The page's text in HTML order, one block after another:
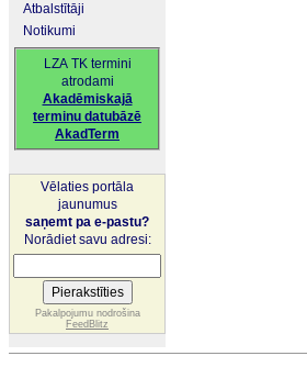
Atbalstītāji
Notikumi
LZA TK termini
atrodami
Akadēmiskajā
terminu datubāzē
AkadTerm
Vēlaties portāla
jaunumus
saņemt pa e-pastu?
Norādiet savu adresi:
Pakalpojumu nodrošina
FeedBlitz